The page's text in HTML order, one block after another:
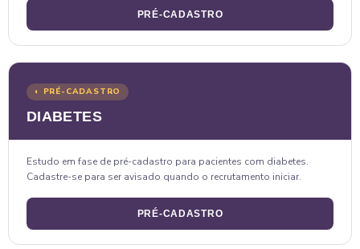
PRÉ-CADASTRO
◐ PRÉ-CADASTRO
DIABETES
Estudo em fase de pré-cadastro para pacientes com diabetes.
Cadastre-se para ser avisado quando o recrutamento iniciar.
PRÉ-CADASTRO